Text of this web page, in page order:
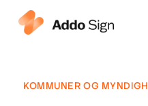
Hvorfor Addo Sign
KOMMUNER OG